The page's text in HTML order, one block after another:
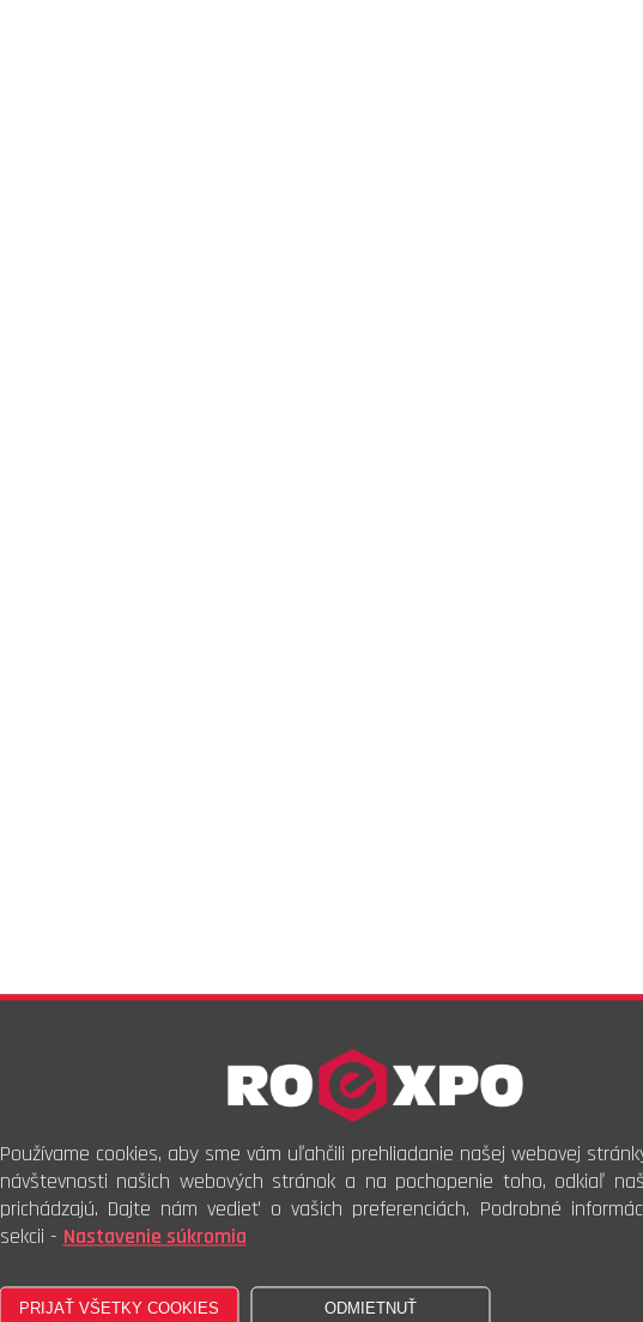
Používame cookies, aby sme vám uľahčili prehliadanie našej webovej
návštevnosti našich webových stránok a na pochopenie toho, odkiaľ
prichádzajú. Dajte nám vedieť o vašich preferenciách. Podrobné
sekcii - Nastavenie súkromia